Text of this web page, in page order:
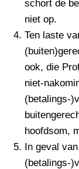
schort de
niet op.
Ten laste
ook, die
niet-
(betalings-
hoofdsom,
In geval
(betalings-